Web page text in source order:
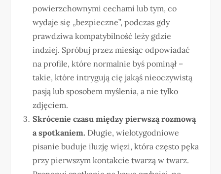
powierzchownymi cechami lub tym, co
wydaje się „bezpieczne”, podczas gdy
prawdziwa kompatybilność leży gdzie
indziej. Spróbuj przez miesiąc odpowiadać
na profile, które normalnie byś pominął –
takie, które intrygują cię jakąś nieoczywistą
pasją lub sposobem myślenia, a nie tylko
zdjęciem.
Skrócenie czasu między pierwszą rozmową
a spotkaniem. Długie, wielotygodniowe
pisanie buduje iluzję więzi, która często pęka
przy pierwszym kontakcie twarzą w twarz.